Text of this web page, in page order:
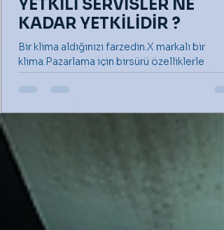
YETKİLİ SERVİSLER NE
KADAR YETKİLİDİR ?
Bir klima aldığınızı farzedin.X markalı bir
klima.Pazarlama için birsürü özelliklerle
donatılmış gibi reklamı yapılan ve sonunda